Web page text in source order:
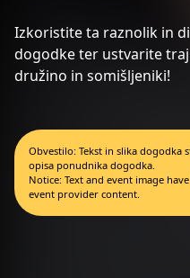
Izkoristite ta raznolik in
dogodke ter ustvarite
družino in somišljeniki!
Obvestilo: Tekst in slika dogodka
opisa ponudnika dogodka.
Notice: Text and event image
event provider content.